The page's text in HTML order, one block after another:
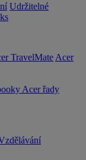
Udržitelné
TravelMate Acer
Acer řady